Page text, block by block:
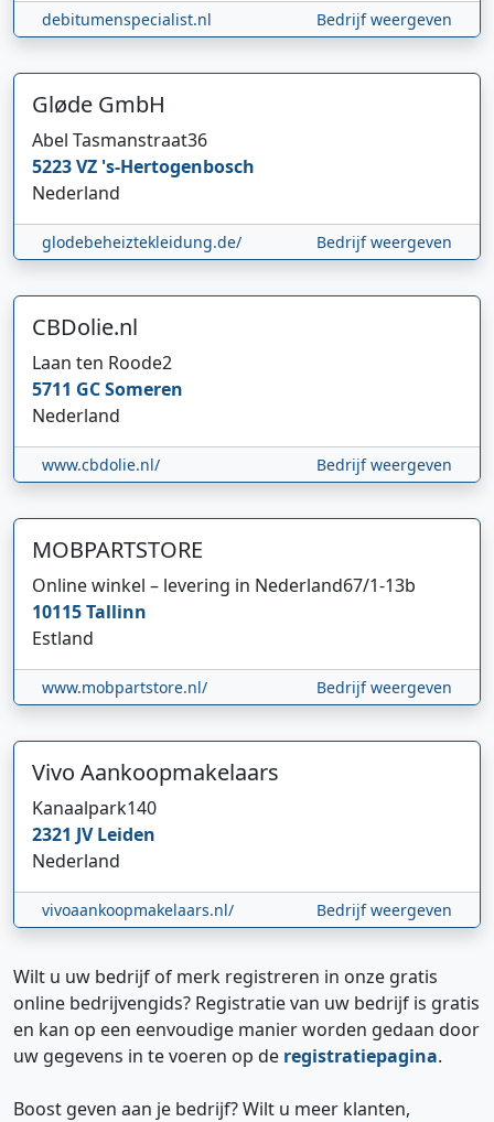
debitumenspecialist.nl Bedrijf weergeven
Gløde GmbH
Abel Tasmanstraat36
5223 VZ 's-Hertogenbosch
Nederland
glodebeheiztekleidung.de/ Bedrijf weergeven
CBDolie.nl
Laan ten Roode2
5711 GCSomeren
Nederland
www.cbdolie.nl/ Bedrijf weergeven
MOBPARTSTORE
Online winkel – levering in Nederland67/1-13b
10115Tallinn
Estland
www.mobpartstore.nl/ Bedrijf weergeven
Vivo Aankoopmakelaars
Kanaalpark140
2321 JVLeiden
Nederland
vivoaankoopmakelaars.nl/ Bedrijf weergeven
Wilt u uw bedrijf of merk registreren in onze gratis
online bedrijvengids? Registratie van uw bedrijf is gratis
en kan op een eenvoudige manier worden gedaan door
uw gegevens in te voeren op de registratiepagina.
Boost geven aan je bedrijf? Wilt u meer klanten,